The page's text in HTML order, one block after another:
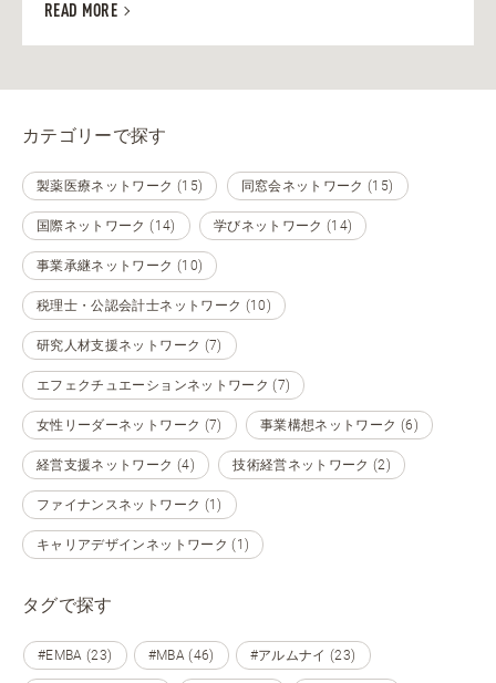
READ MORE
カテゴリーで探す
製薬医療ネットワーク (15) 同窓会ネットワーク (15)
国際ネットワーク (14) 学びネットワーク (14)
事業承継ネットワーク (10)
税理士・公認会計士ネットワーク (10)
研究人材支援ネットワーク (7)
エフェクチュエーションネットワーク (7)
女性リーダーネットワーク (7) 事業構想ネットワーク (6)
経営支援ネットワーク (4) 技術経営ネットワーク (2)
ファイナンスネットワーク (1)
キャリアデザインネットワーク (1)
タグで探す
#EMBA (23) #MBA (46) #アルムナイ (23)